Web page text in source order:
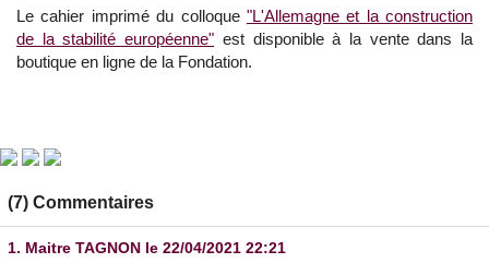
Le cahier imprimé du colloque "L'Allemagne et la construction
de la stabilité européenne" est disponible à la vente dans la
boutique en ligne de la Fondation.
(7) Commentaires
1. Maitre TAGNON le 22/04/2021 22:21